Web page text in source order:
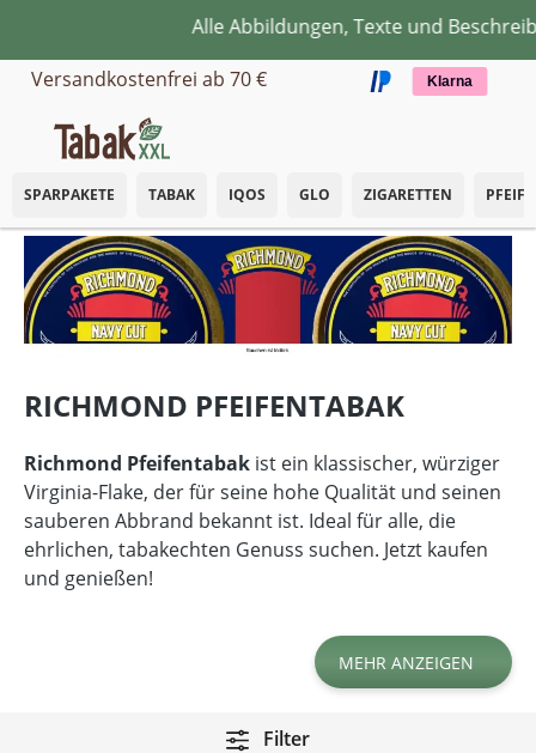
Zum Hauptinhalt springenAlle Abbildungen, Texte und
Versandkostenfrei ab 70 €
Klarna
SPARPAKETE TABAK IQOS GLO ZIGARETTEN
RICHMOND PFEIFENTABAK
Richmond Pfeifentabak ist ein klassischer, würziger
Virginia-Flake, der für seine hohe Qualität und seinen
sauberen Abbrand bekannt ist. Ideal für alle, die
ehrlichen, tabakechten Genuss suchen. Jetzt kaufen
und genießen!
MEHR ANZEIGEN
Filter